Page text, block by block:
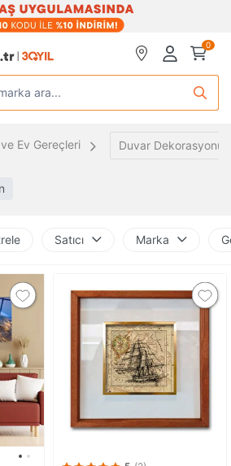
0
ara...
Ev Gereçleri Duvar Dekorasyonu
Satıcı Marka